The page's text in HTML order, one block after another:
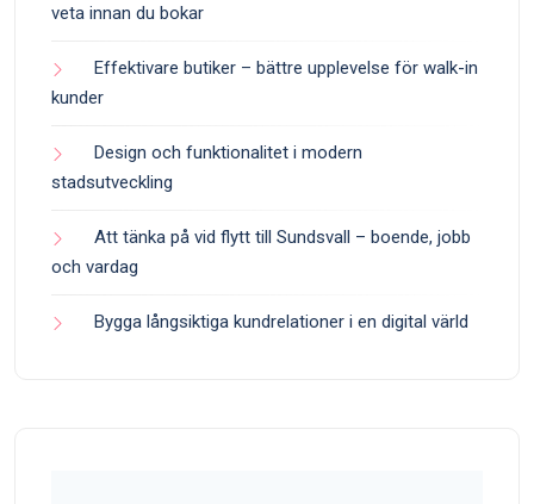
veta innan du bokar
Effektivare butiker – bättre upplevelse för walk-in
kunder
Design och funktionalitet i modern
stadsutveckling
Att tänka på vid flytt till Sundsvall – boende, jobb
och vardag
Bygga långsiktiga kundrelationer i en digital värld